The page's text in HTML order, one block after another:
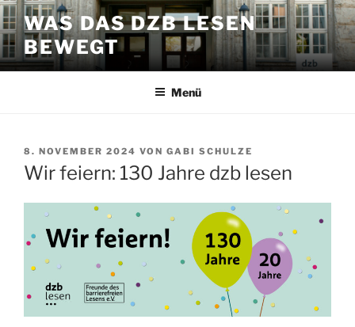
Zum
Inhalt
springen
WAS DAS DZB LESEN
BEWEGT
Menü
Wir feiern: 130 Jahre dzb lesen
VERÖFFENTLICHT
AM
8. NOVEMBER 2024 VON GABI SCHULZE